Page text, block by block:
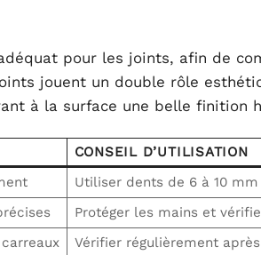
pour les joints, afin de
jouent un double rôle
à la surface une belle finition
CONSEIL D’UTILISATION
Utiliser dents de 6 à 10
Protéger les mains et
Vérifier régulièrement